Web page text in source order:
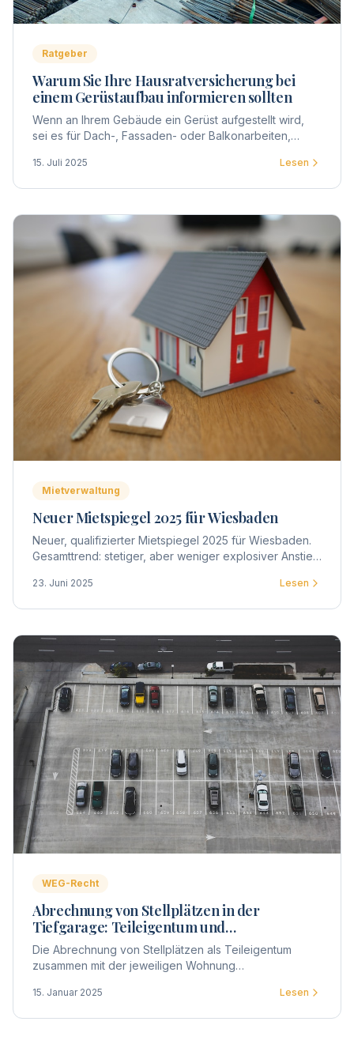
Ratgeber
Warum Sie Ihre Hausratversicherung bei
einem Gerüstaufbau informieren sollten
Wenn an Ihrem Gebäude ein Gerüst aufgestellt wird,
sei es für Dach-, Fassaden- oder Balkonarbeiten,
sondern auch jeden einzelnen Eigentümer.
15. Juli 2025 Lesen
Mietverwaltung
Neuer Mietspiegel 2025 für Wiesbaden
Neuer, qualifizierter Mietspiegel 2025 für Wiesbaden.
Gesamttrend: stetiger, aber weniger explosiver Anstieg
23. Juni 2025 Lesen
WEG-Recht
Abrechnung von Stellplätzen in der
Tiefgarage: Teileigentum und
Sondereigentum in der WEG
Die Abrechnung von Stellplätzen als Teileigentum
zusammen mit der jeweiligen Wohnung
rechtssichere Vorgehensweise.
15. Januar 2025 Lesen